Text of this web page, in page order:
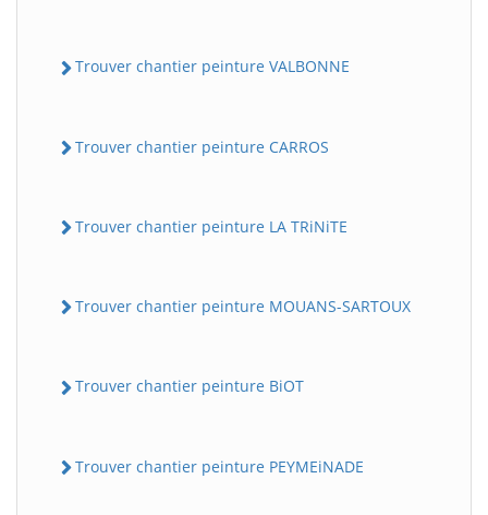
Trouver chantier peinture VALBONNE
Trouver chantier peinture CARROS
Trouver chantier peinture LA TRiNiTE
Trouver chantier peinture MOUANS-SARTOUX
Trouver chantier peinture BiOT
Trouver chantier peinture PEYMEiNADE